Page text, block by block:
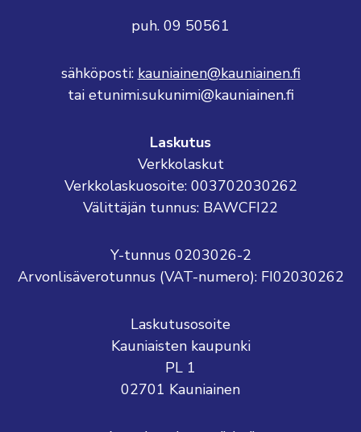
puh. 09 50561
sähköposti: kauniainen@kauniainen.fi
tai etunimi.sukunimi@kauniainen.fi
Laskutus
Verkkolaskut
Verkkolaskuosoite: 003702030262
Välittäjän tunnus: BAWCFI22
Y-tunnus 0203026-2
Arvonlisäverotunnus (VAT-numero): FI02030262
Laskutusosoite
Kauniaisten kaupunki
PL 1
02701 Kauniainen